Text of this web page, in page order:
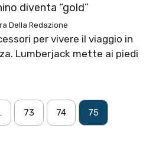
diventa “gold”
Della Redazione
per vivere il viaggio in
Lumberjack mette ai piedi
73 74 75